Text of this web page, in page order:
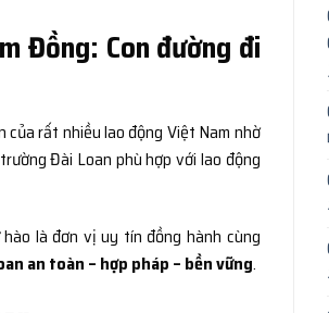
Đồng: Con đường đi
của rất nhiều lao động Việt Nam nhờ
Đài Loan phù hợp với lao động
là đơn vị uy tín đồng hành cùng
an toàn – hợp pháp – bền vững.